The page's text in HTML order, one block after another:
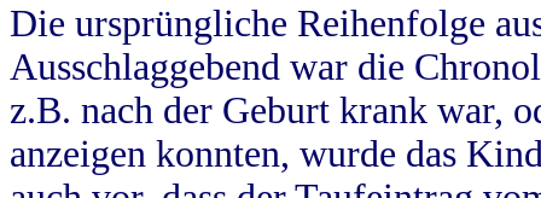
Die ursprüngliche Reihenfolge
Ausschlaggebend war die
z.B. nach der Geburt krank war,
anzeigen konnten, wurde das